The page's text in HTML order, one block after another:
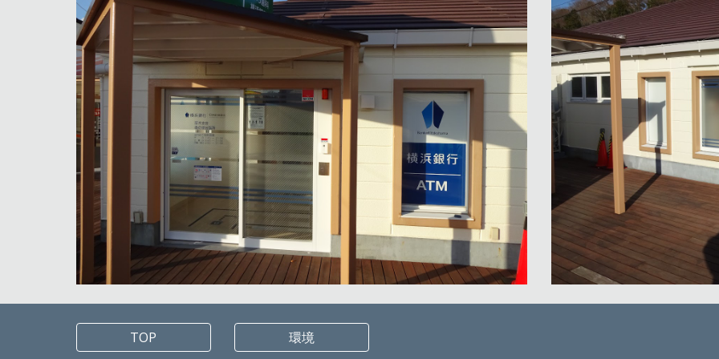
TOP 環境